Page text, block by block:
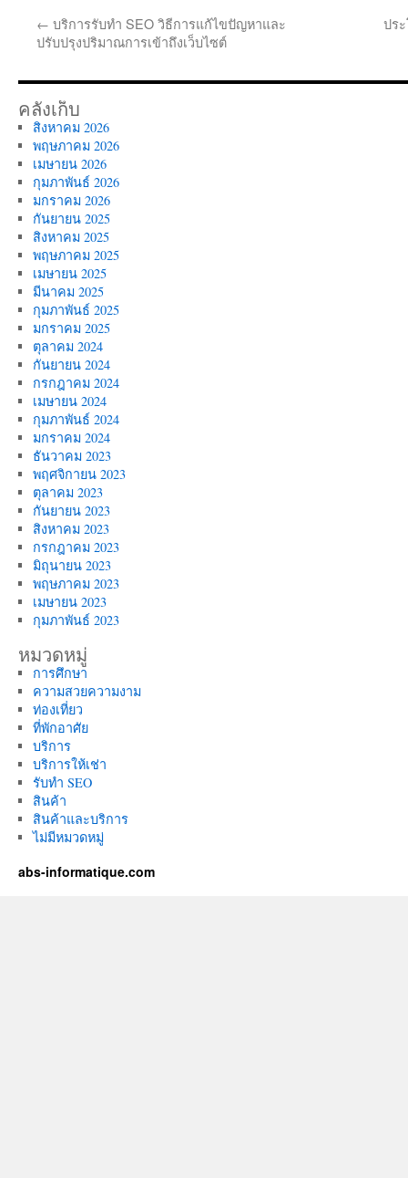
← บริการรับทำ SEO วิธีการแก้ไขปัญหาและ
ปรับปรุงปริมาณการเข้าถึงเว็บไซต์
ปร
คลังเก็บ
สิงหาคม 2026
พฤษภาคม 2026
เมษายน 2026
กุมภาพันธ์ 2026
มกราคม 2026
กันยายน 2025
สิงหาคม 2025
พฤษภาคม 2025
เมษายน 2025
มีนาคม 2025
กุมภาพันธ์ 2025
มกราคม 2025
ตุลาคม 2024
กันยายน 2024
กรกฎาคม 2024
เมษายน 2024
กุมภาพันธ์ 2024
มกราคม 2024
ธันวาคม 2023
พฤศจิกายน 2023
ตุลาคม 2023
กันยายน 2023
สิงหาคม 2023
กรกฎาคม 2023
มิถุนายน 2023
พฤษภาคม 2023
เมษายน 2023
กุมภาพันธ์ 2023
หมวดหมู่
การศึกษา
ความสวยความงาม
ท่องเที่ยว
ที่พักอาศัย
บริการ
บริการให้เช่า
รับทำ SEO
สินค้า
สินค้าและบริการ
ไม่มีหมวดหมู่
abs-informatique.com